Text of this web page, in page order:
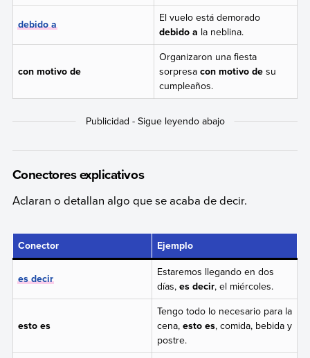
debido a
El vuelo está demorado
debido a la neblina.
con motivo de
Organizaron una fiesta
sorpresa con motivo de su
cumpleaños.
Conectores explicativos
Aclaran o detallan algo que se acaba de decir.
Conector Ejemplo
es decir
Estaremos llegando en dos
días, es decir, el miércoles.
esto es
Tengo todo lo necesario para la
cena, esto es, comida, bebida y
postre.